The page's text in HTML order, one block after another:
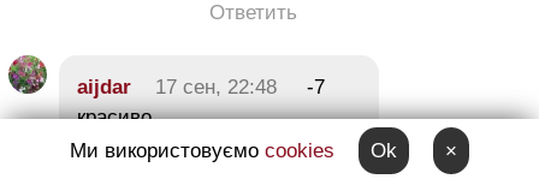
Ответить
aijdar 17 сен, 22:48
-7
красиво
Ми використовуємо cookies Ok ×